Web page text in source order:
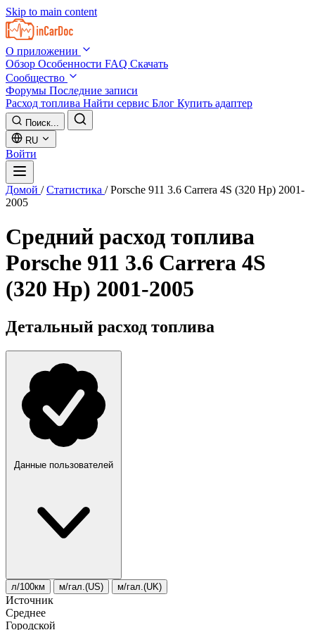
Skip to main content
О приложении
Обзор Особенности FAQ Скачать
Сообщество
Форумы Последние записи
Расход топлива Найти сервис Блог Купить адаптер
Поиск...
RU
Войти
Домой / Статистика / Porsche 911 3.6 Carrera 4S (320 Hp) 2001-
2005
Средний расход топлива
Porsche 911 3.6 Carrera 4S
(320 Hp) 2001-2005
Детальный расход топлива
Данные пользователей
л/100км м/гал.(US) м/гал.(UK)
Источник
Среднее
Городской